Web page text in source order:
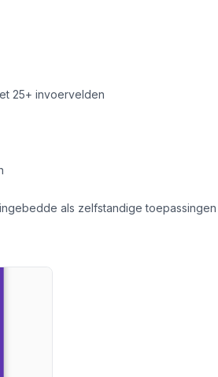
25+ invoervelden
als zelfstandige toepassingen